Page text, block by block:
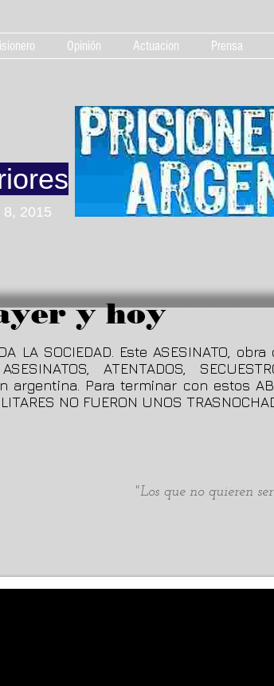
Opinión Actuacion Prensa
8, 2015
y hoy
LA SOCIEDAD. Este ASESINATO,
ATENTADOS,
argentina. Para terminar con estos
NO FUERON UNOS
"Los que no quieren